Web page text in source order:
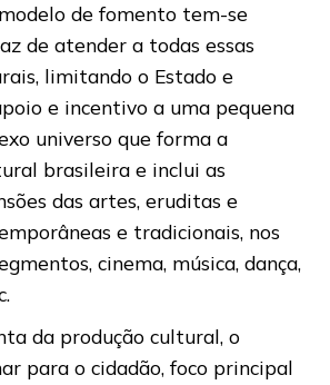
de fomento tem-se
de atender a todas essas
limitando o Estado e
e incentivo a uma pequena
universo que forma a
brasileira e inclui as
das artes, eruditas e
e tradicionais, nos
cinema, música, dança,
da produção cultural, o
para o cidadão, foco principal